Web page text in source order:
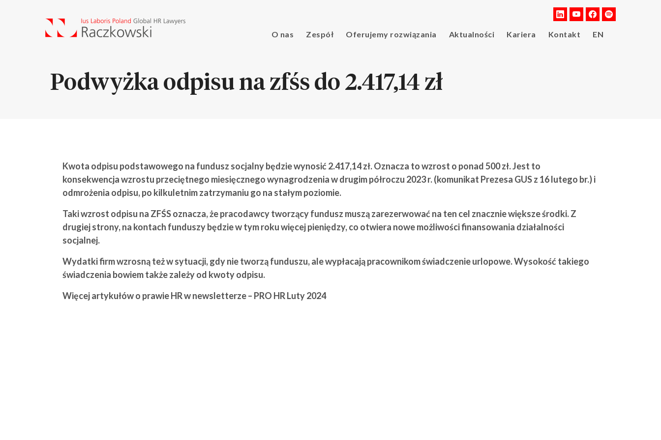
O nas Zespół Oferujemy rozwiązania Aktualności Kariera Kontakt EN
Podwyżka odpisu na zfśs do 2.417,14 zł
Kwota odpisu podstawowego na fundusz socjalny będzie wynosić 2.417,14 zł. Oznacza to wzrost o ponad 500 zł. Jest to
konsekwencja wzrostu przeciętnego miesięcznego wynagrodzenia w drugim półroczu 2023 r. (komunikat Prezesa GUS z 16 lutego br.) i
odmrożenia odpisu, po kilkuletnim zatrzymaniu go na stałym poziomie.
Taki wzrost odpisu na ZFŚS oznacza, że pracodawcy tworzący fundusz muszą zarezerwować na ten cel znacznie większe środki. Z
drugiej strony, na kontach funduszy będzie w tym roku więcej pieniędzy, co otwiera nowe możliwości finansowania działalności
socjalnej.
Wydatki firm wzrosną też w sytuacji, gdy nie tworzą funduszu, ale wypłacają pracownikom świadczenie urlopowe. Wysokość takiego
świadczenia bowiem także zależy od kwoty odpisu.
Więcej artykułów o prawie HR w newsletterze – PRO HR Luty 2024